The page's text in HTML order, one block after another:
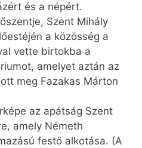
és a népért.
Szent Mihály
a közösség a
vette birtokba a
amelyet aztán az
meg Fazakas Márton
az apátság Szent
amely Németh
festő alkotása. (A